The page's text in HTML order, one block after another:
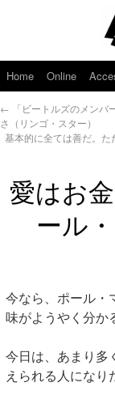
Home Online
← 「ビートルズのメン
さ（リンゴ・スター）
基本的に全ては善だ。
愛はお
ール
今なら、ポール・
味がようやく分か
今日は、あまり多
えられる人になり